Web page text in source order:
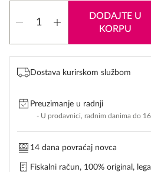
Healthy
Clean
količina
DODAJTE U
KORPU
Dostava kurirskom službom
Preuzimanje u radnji
- U prodavnici, radnim danima do
14 dana povraćaj novca
Fiskalni račun, 100% original,